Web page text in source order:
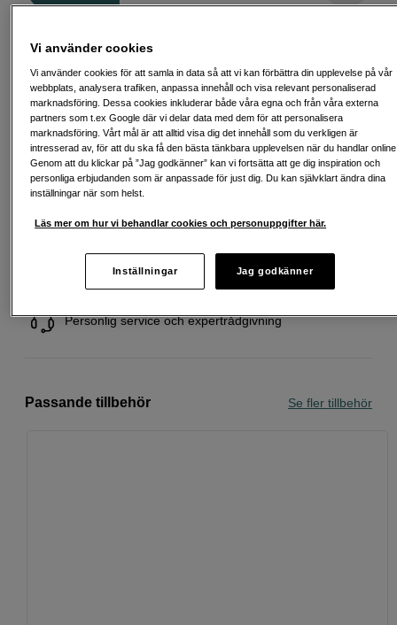
Delbetala från 268 SEK/mån via
Startavgift 579 SEK, aviavgift 45 SEK/mån tillkommer
Att låna kostar pengar!
Om du inte kan betala tillbaka skulden i tid
riskerar du en betalningsanmärkning. Det kan leda till svårigheter att få hyra
bostad, teckna abonnemang och få nya lån. För stöd, vänd dig till budget-
och skuldrådgivningen i din kommun. Kontaktuppgifter finns på
konsumentverket.se (öppnas i ny flik)
Köp nu och betala inom 30 dagar
Personlig service och expertrådgivning
Passande tillbehör Se fler tillbehör
Vi använder cookies
Vi använder cookies för att samla in data så att vi kan förbättra din upplevelse på vår
webbplats, analysera trafiken, anpassa innehåll och visa relevant personaliserad
marknadsföring. Dessa cookies inkluderar både våra egna och från våra externa
partners som t.ex Google där vi delar data med dem för att personalisera
marknadsföring. Vårt mål är att alltid visa dig det innehåll som du verkligen är
intresserad av, för att du ska få den bästa tänkbara upplevelsen när du handlar
Genom att du klickar på ”Jag godkänner” kan vi fortsätta att ge dig inspiration och
personliga erbjudanden som är anpassade för just dig. Du kan självklart ändra dina
inställningar när som helst.
Läs mer om hur vi behandlar cookies och personuppgifter här.
Inställningar Jag godkänner